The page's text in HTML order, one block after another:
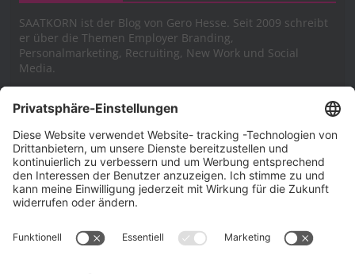
SAATKORN ist der Blog von Gero Hesse. Seit 2009 schreibt
er über die Themen Employer Branding,
Personalmarketing, Recruiting, New Work und Social
Media.
Impressum
Impressum
Cookie-Richtlinie (EU)